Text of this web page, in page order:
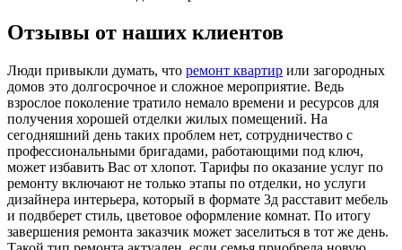
Отзывы от наших клиентов
Люди привыкли думать, что ремонт квартир или загородных
домов это долгосрочное и сложное мероприятие. Ведь
взрослое поколение тратило немало времени и ресурсов для
получения хорошей отделки жилых помещений. На
сегодняшний день таких проблем нет, сотрудничество с
профессиональными бригадами, работающими под ключ,
может избавить Вас от хлопот. Тарифы по оказание услуг по
ремонту включают не только этапы по отделки, но услуги
дизайнера интерьера, который в формате 3д расставит мебель
и подвберет стиль, цветовое оформление комнат. По итогу
завершения ремонта заказчик может заселиться в тот же день.